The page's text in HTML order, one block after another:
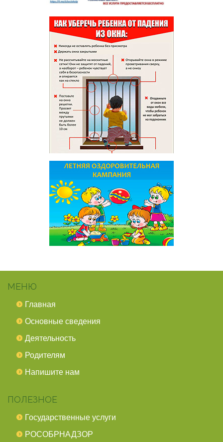
МЕНЮ
Главная
Основные сведения
Деятельность
Родителям
Напишите нам
ПОЛЕЗНОЕ
Государственные услуги
РОСОБРНАДЗОР